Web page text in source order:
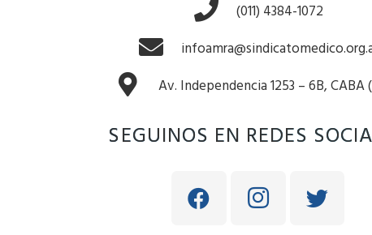
(011) 4384-1072
Av. Independencia 1253 – 6B, CABA
SEGUINOS EN REDES